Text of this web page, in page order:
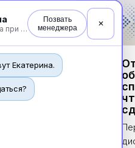
Отвечу и позову менеджера при необходимости
Позвать
менеджера
✕
Екатерина.
2026 г.: Новый
в медицине.